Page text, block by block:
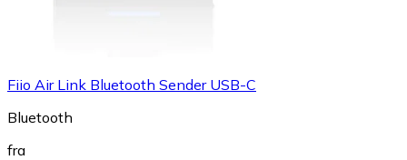
Fiio Air Link Bluetooth Sender USB-C
Bluetooth
fra